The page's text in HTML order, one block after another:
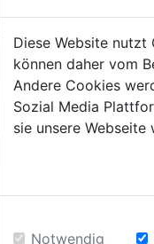
Diese Website
können daher vom
Andere Cookies
Sozial Media
sie unsere
Notwendig